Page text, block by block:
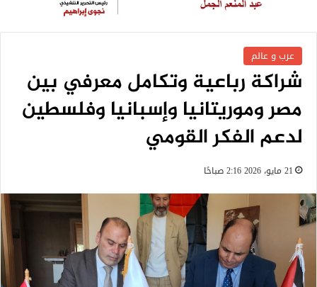
عرب و عالم
شراكة رباعية وتكامل معرفي بين
مصر وموريتانيا وإسبانيا وفلسطين
لدعم الفكر القومي
21 مايو، 2026 2:16 صباحًا